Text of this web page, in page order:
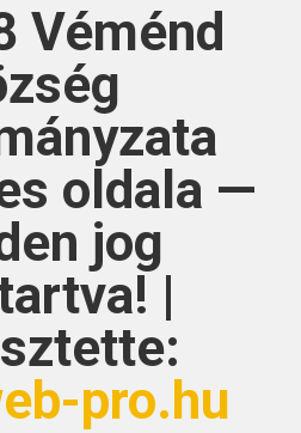
Véménd
oldala —
jog
|
pro.hu